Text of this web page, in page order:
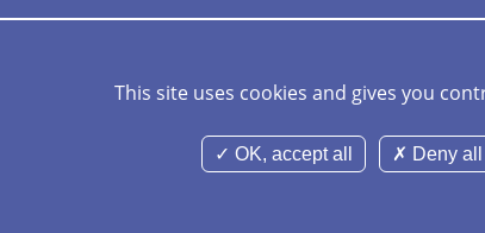
This site uses cookies and gives you
OK, accept all Deny